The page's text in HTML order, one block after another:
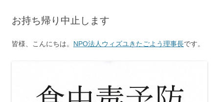
お持ち帰り中止します
皆様、こんにちは。 NPO法人ウィズユきたごよう理事長です。